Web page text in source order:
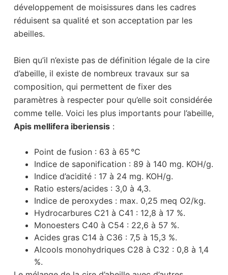
développement de moisissures dans les cadres
réduisent sa qualité et son acceptation par les
abeilles.
Bien qu’il n’existe pas de définition légale de la cire
d’abeille, il existe de nombreux travaux sur sa
composition, qui permettent de fixer des
paramètres à respecter pour qu’elle soit considérée
comme telle. Voici les plus importants pour l’abeille,
Apis mellifera iberiensis:
Point de fusion : 63 à 65 °C
Indice de saponification : 89 à 140 mg. KOH/g.
Indice d’acidité : 17 à 24 mg. KOH/g.
Ratio esters/acides : 3,0 à 4,3.
Indice de peroxydes : max. 0,25 meq O2/kg.
Hydrocarbures C21 à C41 : 12,8 à 17 %.
Monoesters C40 à C54 : 22,6 à 57 %.
Acides gras C14 à C36 : 7,5 à 15,3 %.
Alcools monohydriques C28 à C32 : 0,8 à 1,4
%.